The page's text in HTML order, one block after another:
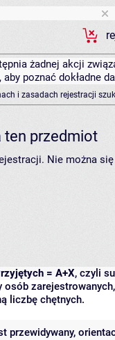
żadnej akcji
poznać dokładne
i zasadach rejestracji
ten przedmiot
Nie można
= A+X, czyli
osób
liczbę chętnych.
przewidywany,